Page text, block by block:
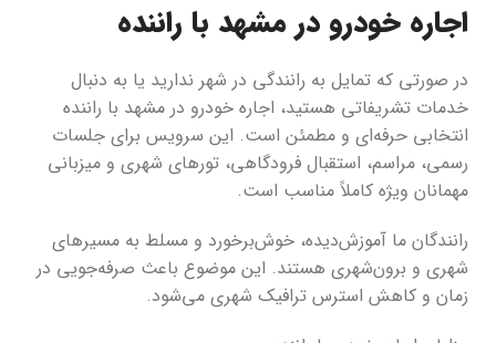
اجاره خودرو در مشهد با راننده
در صورتی که تمایل به رانندگی در شهر ندارید یا به دنبال
خدمات تشریفاتی هستید، اجاره خودرو در مشهد با راننده
انتخابی حرفه‌ای و مطمئن است. این سرویس برای جلسات
رسمی، مراسم، استقبال فرودگاهی، تورهای شهری و میزبانی
مهمانان ویژه کاملاً مناسب است.
رانندگان ما آموزش‌دیده، خوش‌برخورد و مسلط به مسیرهای
شهری و برون‌شهری هستند. این موضوع باعث صرفه‌جویی در
زمان و کاهش استرس ترافیک شهری می‌شود.